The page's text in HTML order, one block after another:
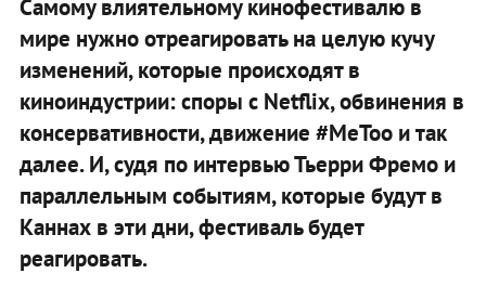
Самому влиятельному кинофестивалю в
мире нужно отреагировать на целую кучу
изменений, которые происходят в
киноиндустрии: споры с Netflix, обвинения в
консервативности, движение #MeToo и так
далее. И, судя по интервью Тьерри Фремо и
параллельным событиям, которые будут в
Каннах в эти дни, фестиваль будет
реагировать.